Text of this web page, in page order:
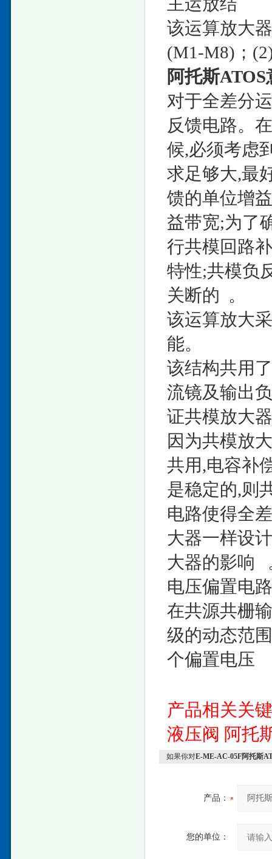
该运算放大
(M1-M8)；
阿托斯
对于全差分
反馈电路。
候,必须考虑
求足够大,最
馈的单位增
益带宽;为了
行共模回路
特性;共模负
关断的 。
该运算放大
能。
该结构共用
流镜及输出
证共模放大
因为共模放
共用,电容补
是稳定的,则
电路使得全
大器一样设
大器的影响
电压偏置电
在共源共栅
级的动态范
个偏置电压
产品相关关
液压阀 阿托
如果你对E-ME-AC-05F阿托斯
产品：
您的单位：